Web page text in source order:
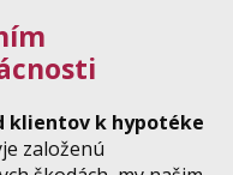
klientov k hypotéke
založenú